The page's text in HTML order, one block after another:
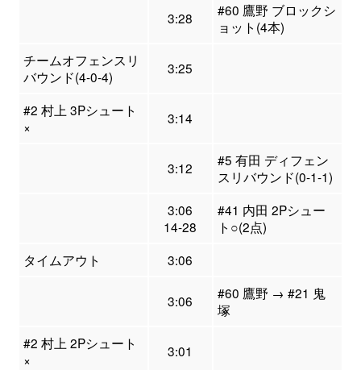
3:28
#60 鷹野 ブロックシ
ョット(4本)
チームオフェンスリ
バウンド(4-0-4)
3:25
#2 村上 3Pシュート
×
3:14
3:12
#5 有田 ディフェン
スリバウンド(0-1-1)
3:06
14-28
#41 内田 2Pシュー
ト○(2点)
タイムアウト
3:06
3:06
#60 鷹野 → #21 鬼
塚
#2 村上 2Pシュート
×
3:01